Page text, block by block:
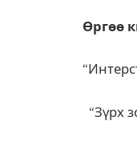
Өргөө
“Зүрх